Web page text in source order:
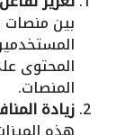
بين منصات
المحتوى
المنصات.
زيادة